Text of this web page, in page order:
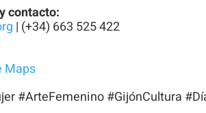
contacto:
| (+34) 663 525 422
Maps
#ArteFemenino #GijónCultura